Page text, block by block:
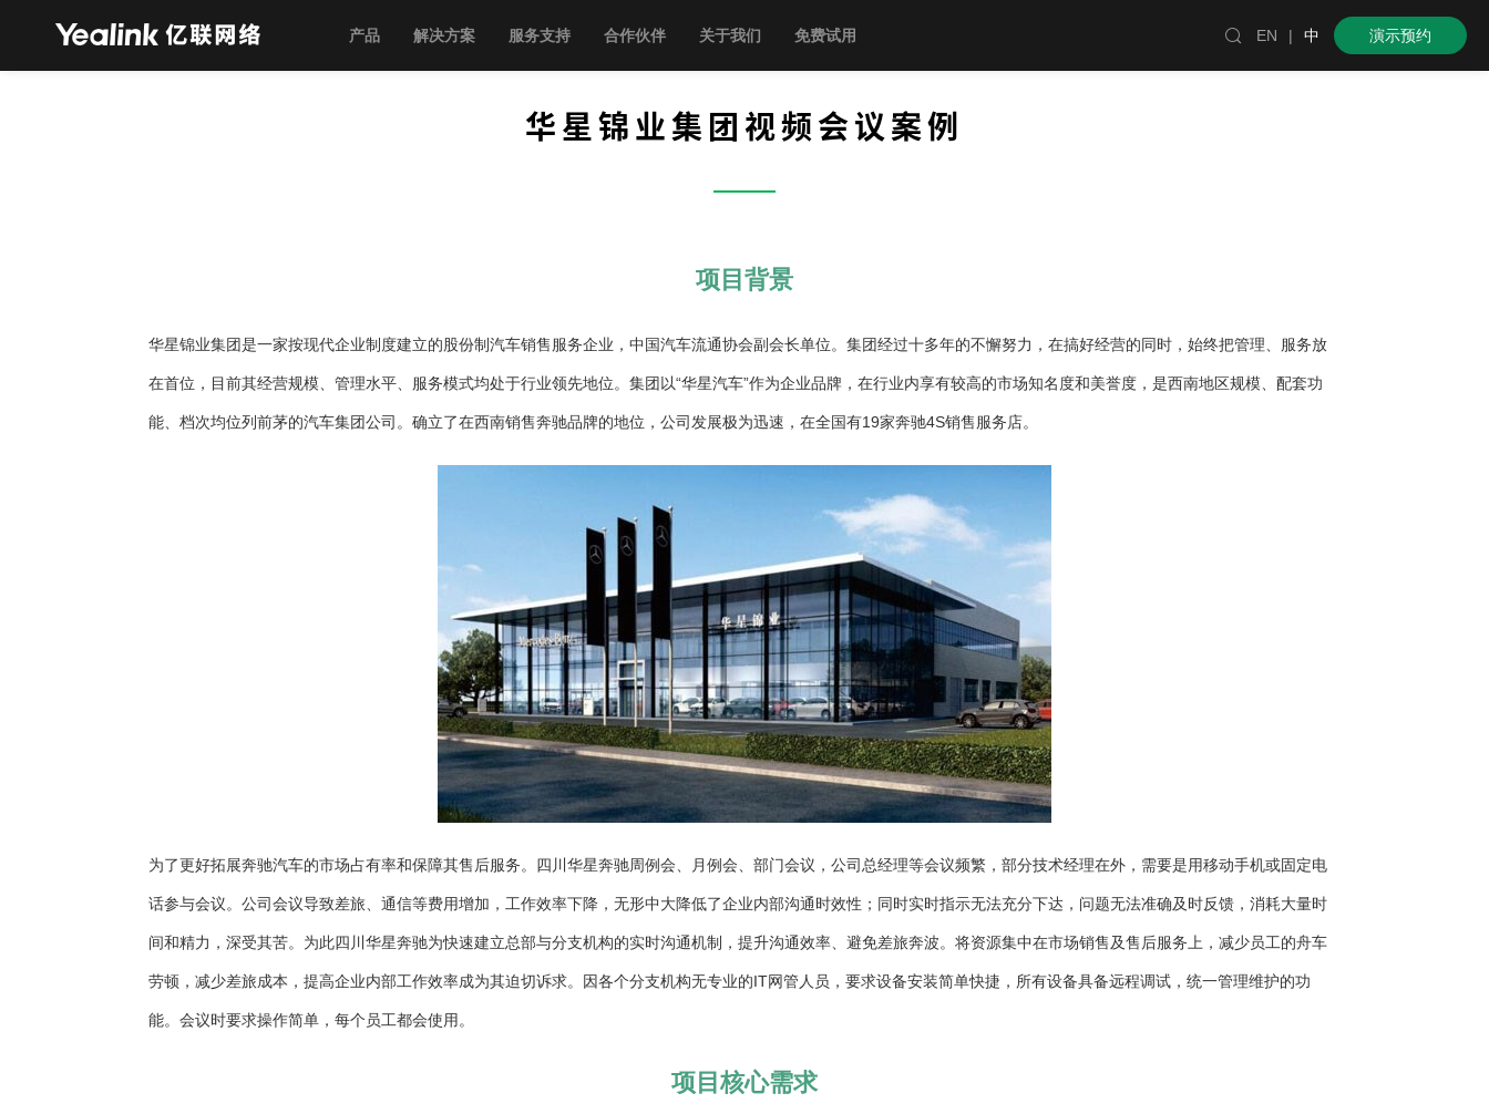
产品 解决方案 服务支持 合作伙伴 关于我们 免费试用  EN | 中 演示预约
华星锦业集团视频会议案例
——
项目背景
华星锦业集团是一家按现代企业制度建立的股份制汽车销售服务企业，中国汽车流通协会副会长单位。集团经过十多年的不懈努力，在搞好经营的同时，始终把管理、服务放
在首位，目前其经营规模、管理水平、服务模式均处于行业领先地位。集团以“华星汽车”作为企业品牌，在行业内享有较高的市场知名度和美誉度，是西南地区规模、配套功
能、档次均位列前茅的汽车集团公司。确立了在西南销售奔驰品牌的地位，公司发展极为迅速，在全国有19家奔驰4S销售服务店。
为了更好拓展奔驰汽车的市场占有率和保障其售后服务。四川华星奔驰周例会、月例会、部门会议，公司总经理等会议频繁，部分技术经理在外，需要是用移动手机或固定电
话参与会议。公司会议导致差旅、通信等费用增加，工作效率下降，无形中大降低了企业内部沟通时效性；同时实时指示无法充分下达，问题无法准确及时反馈，消耗大量时
间和精力，深受其苦。为此四川华星奔驰为快速建立总部与分支机构的实时沟通机制，提升沟通效率、避免差旅奔波。将资源集中在市场销售及售后服务上，减少员工的舟车
劳顿，减少差旅成本，提高企业内部工作效率成为其迫切诉求。因各个分支机构无专业的IT网管人员，要求设备安装简单快捷，所有设备具备远程调试，统一管理维护的功
能。会议时要求操作简单，每个员工都会使用。
项目核心需求